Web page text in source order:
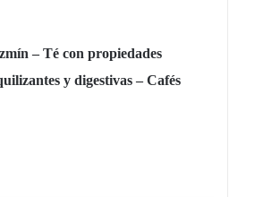
– Té con propiedades
y digestivas – Cafés